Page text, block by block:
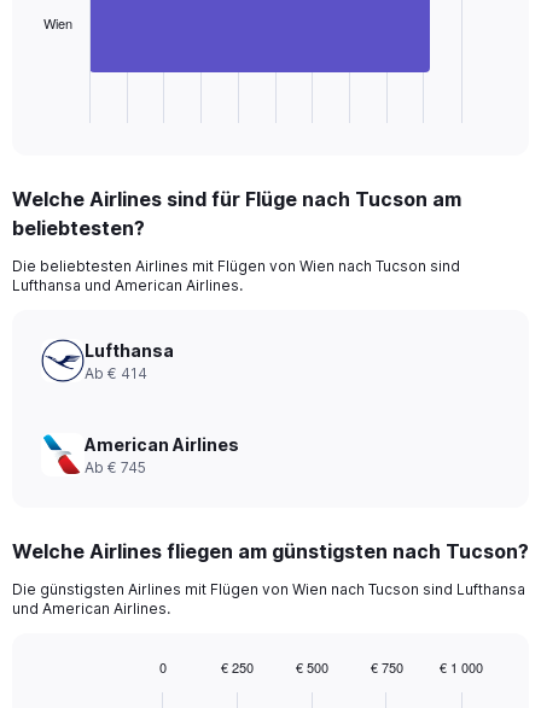
The
Range:
1
The
chart
Y
axis
values.
Range:
Wien
Welche Airlines sind für Flüge nach Tucson am
beliebtesten?
Die beliebtesten Airlines mit Flügen von Wien nach Tucson sind
Lufthansa und American Airlines.
Lufthansa
Ab € 414
American Airlines
Ab € 745
Welche Airlines fliegen am günstigsten nach Tucson?
Die günstigsten Airlines mit Flügen von Wien nach Tucson sind Lufthansa
und American Airlines.
0 € 250 € 500 € 750 € 1 000